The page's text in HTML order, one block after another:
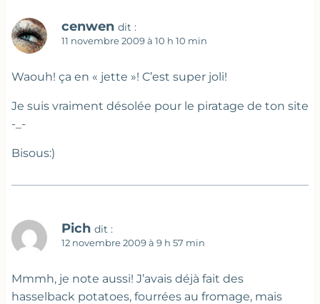
cenwen dit :
11 novembre 2009 à 10 h 10 min
Waouh! ça en « jette »! C’est super joli!
Je suis vraiment désolée pour le piratage de ton site
-_-
Bisous:)
Pich dit :
12 novembre 2009 à 9 h 57 min
Mmmh, je note aussi! J’avais déjà fait des
hasselback potatoes, fourrées au fromage, mais